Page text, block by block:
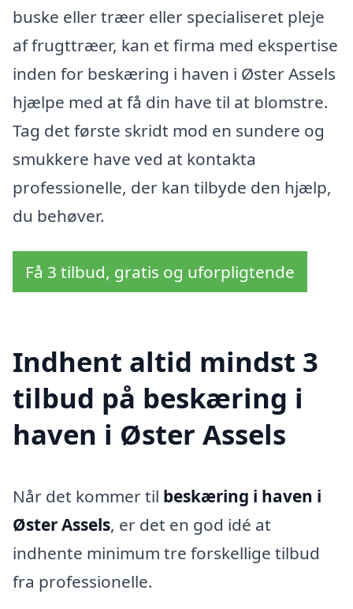
buske eller træer eller specialiseret pleje
af frugttræer, kan et firma med ekspertise
inden for beskæring i haven i Øster Assels
hjælpe med at få din have til at blomstre.
Tag det første skridt mod en sundere og
smukkere have ved at kontakta
professionelle, der kan tilbyde den hjælp,
du behøver.
Få 3 tilbud, gratis og uforpligtende
Indhent altid mindst 3
tilbud på beskæring i
haven i Øster Assels
Når det kommer til beskæring i haven i
Øster Assels, er det en god idé at
indhente minimum tre forskellige tilbud
fra professionelle.